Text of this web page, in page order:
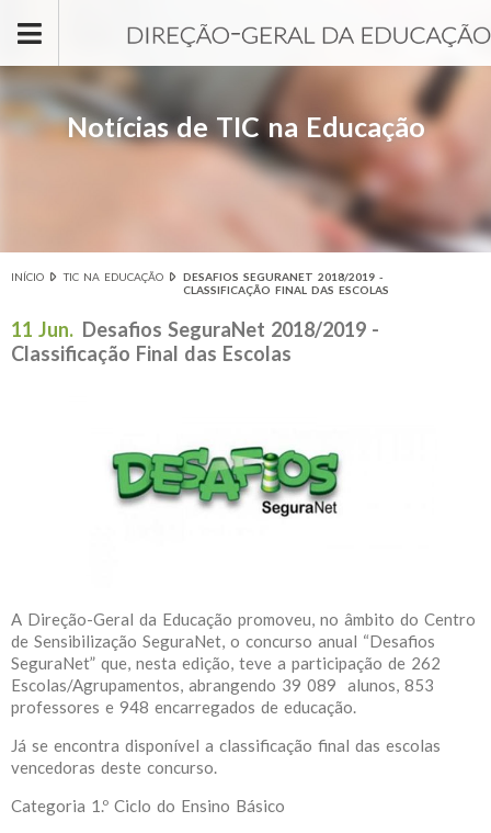
Notícias de TIC na Educação
INÍCIO TIC NA EDUCAÇÃO
DESAFIOS SEGURANET 2018/2019 -
CLASSIFICAÇÃO FINAL DAS ESCOLAS
11 Jun. Desafios SeguraNet 2018/2019 -
Classificação Final das Escolas
A Direção-Geral da Educação promoveu, no âmbito do Centro
de Sensibilização SeguraNet, o concurso anual “Desafios
SeguraNet” que, nesta edição, teve a participação de 262
Escolas/Agrupamentos, abrangendo 39 089 alunos, 853
professores e 948 encarregados de educação.
Já se encontra disponível a classificação final das escolas
vencedoras deste concurso.
Categoria 1.º Ciclo do Ensino Básico